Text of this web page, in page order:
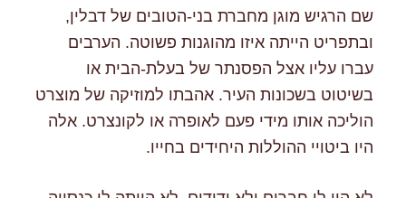
שם הרגיש מוגן מחברת בני-הטובים של דבלין,
ובתפריט הייתה איזו מהוגנות פשוטה. הערבים
עברו עליו אצל הפסנתר של בעלת-הבית או
בשיטוט בשכונות העיר. אהבתו למוזיקה של מוצרט
הוליכה אותו מידי פעם לאופרה או לקונצרט. אלה
היו ביטויי ההוללות היחידים בחייו.